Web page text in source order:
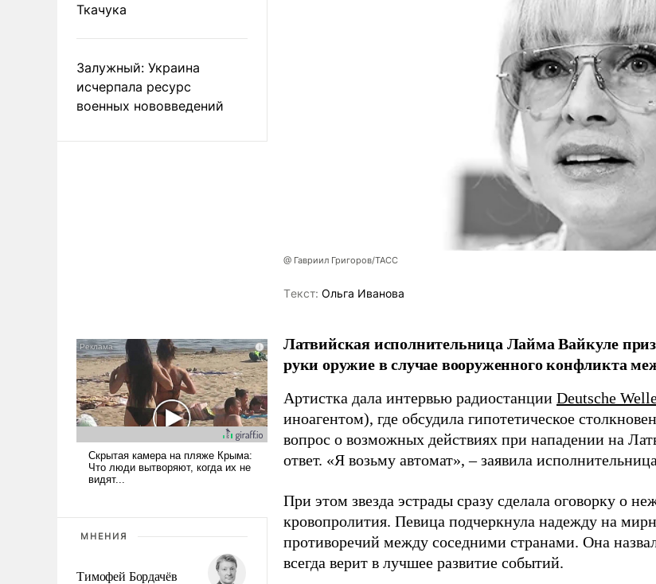
Ткачука
Залужный: Украина
исчерпала ресурс
военных нововведений
МНЕНИЯ
Тимофей Бордачёв
@ Гавриил Григоров/ТАСС
Tекст: Ольга Иванова
Латвийская исполнительница Лайма Вайкуле
руки оружие в случае вооруженного конфликта
Артистка дала интервью радиостанции Deutsche
иноагентом), где обсудила гипотетическое
вопрос о возможных действиях при нападении на
ответ. «Я возьму автомат», – заявила
При этом звезда эстрады сразу сделала оговорку о
кровопролития. Певица подчеркнула надежду на
противоречий между соседними странами. Она
всегда верит в лучшее развитие событий.